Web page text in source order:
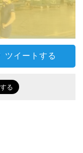
ツイートする